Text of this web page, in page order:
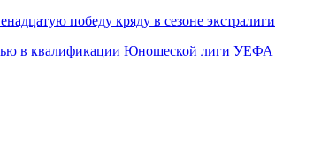
победу кряду в сезоне экстралиги
в квалификации Юношеской лиги УЕФА